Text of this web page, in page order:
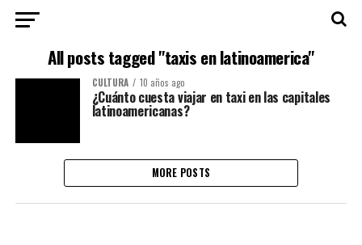
All posts tagged "taxis en latinoamerica"
CULTURA 10 años ago
¿Cuánto cuesta viajar en taxi en las capitales
latinoamericanas?
MORE POSTS